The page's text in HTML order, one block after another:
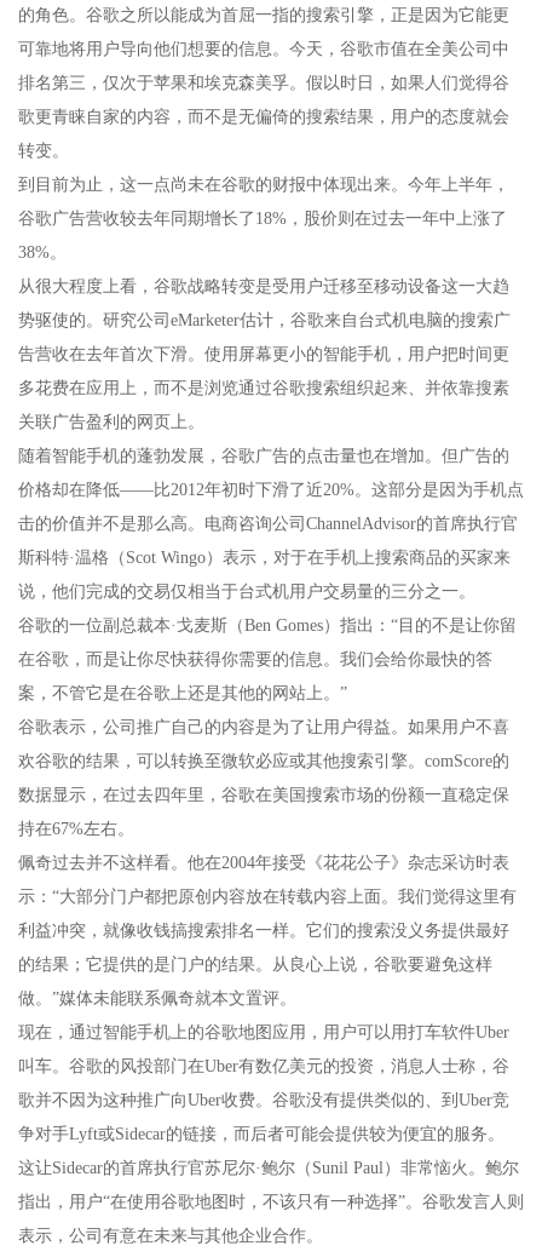
的角色。谷歌之所以能成为首屈一指的搜索引擎，正是因为它能更
可靠地将用户导向他们想要的信息。今天，谷歌市值在全美公司中
排名第三，仅次于苹果和埃克森美孚。假以时日，如果人们觉得谷
歌更青睐自家的内容，而不是无偏倚的搜索结果，用户的态度就会
转变。
到目前为止，这一点尚未在谷歌的财报中体现出来。今年上半年，
谷歌广告营收较去年同期增长了18%，股价则在过去一年中上涨了
38%。
从很大程度上看，谷歌战略转变是受用户迁移至移动设备这一大趋
势驱使的。研究公司eMarketer估计，谷歌来自台式机电脑的搜索广
告营收在去年首次下滑。使用屏幕更小的智能手机，用户把时间更
多花费在应用上，而不是浏览通过谷歌搜索组织起来、并依靠搜素
关联广告盈利的网页上。
随着智能手机的蓬勃发展，谷歌广告的点击量也在增加。但广告的
价格却在降低——比2012年初时下滑了近20%。这部分是因为手机点
击的价值并不是那么高。电商咨询公司ChannelAdvisor的首席执行官
斯科特·温格（Scot Wingo）表示，对于在手机上搜索商品的买家来
说，他们完成的交易仅相当于台式机用户交易量的三分之一。
谷歌的一位副总裁本·戈麦斯（Ben Gomes）指出：“目的不是让你留
在谷歌，而是让你尽快获得你需要的信息。我们会给你最快的答
案，不管它是在谷歌上还是其他的网站上。”
谷歌表示，公司推广自己的内容是为了让用户得益。如果用户不喜
欢谷歌的结果，可以转换至微软必应或其他搜索引擎。comScore的
数据显示，在过去四年里，谷歌在美国搜索市场的份额一直稳定保
持在67%左右。
佩奇过去并不这样看。他在2004年接受《花花公子》杂志采访时表
示：“大部分门户都把原创内容放在转载内容上面。我们觉得这里有
利益冲突，就像收钱搞搜索排名一样。它们的搜索没义务提供最好
的结果；它提供的是门户的结果。从良心上说，谷歌要避免这样
做。”媒体未能联系佩奇就本文置评。
现在，通过智能手机上的谷歌地图应用，用户可以用打车软件Uber
叫车。谷歌的风投部门在Uber有数亿美元的投资，消息人士称，谷
歌并不因为这种推广向Uber收费。谷歌没有提供类似的、到Uber竞
争对手Lyft或Sidecar的链接，而后者可能会提供较为便宜的服务。
这让Sidecar的首席执行官苏尼尔·鲍尔（Sunil Paul）非常恼火。鲍尔
指出，用户“在使用谷歌地图时，不该只有一种选择”。谷歌发言人则
表示，公司有意在未来与其他企业合作。